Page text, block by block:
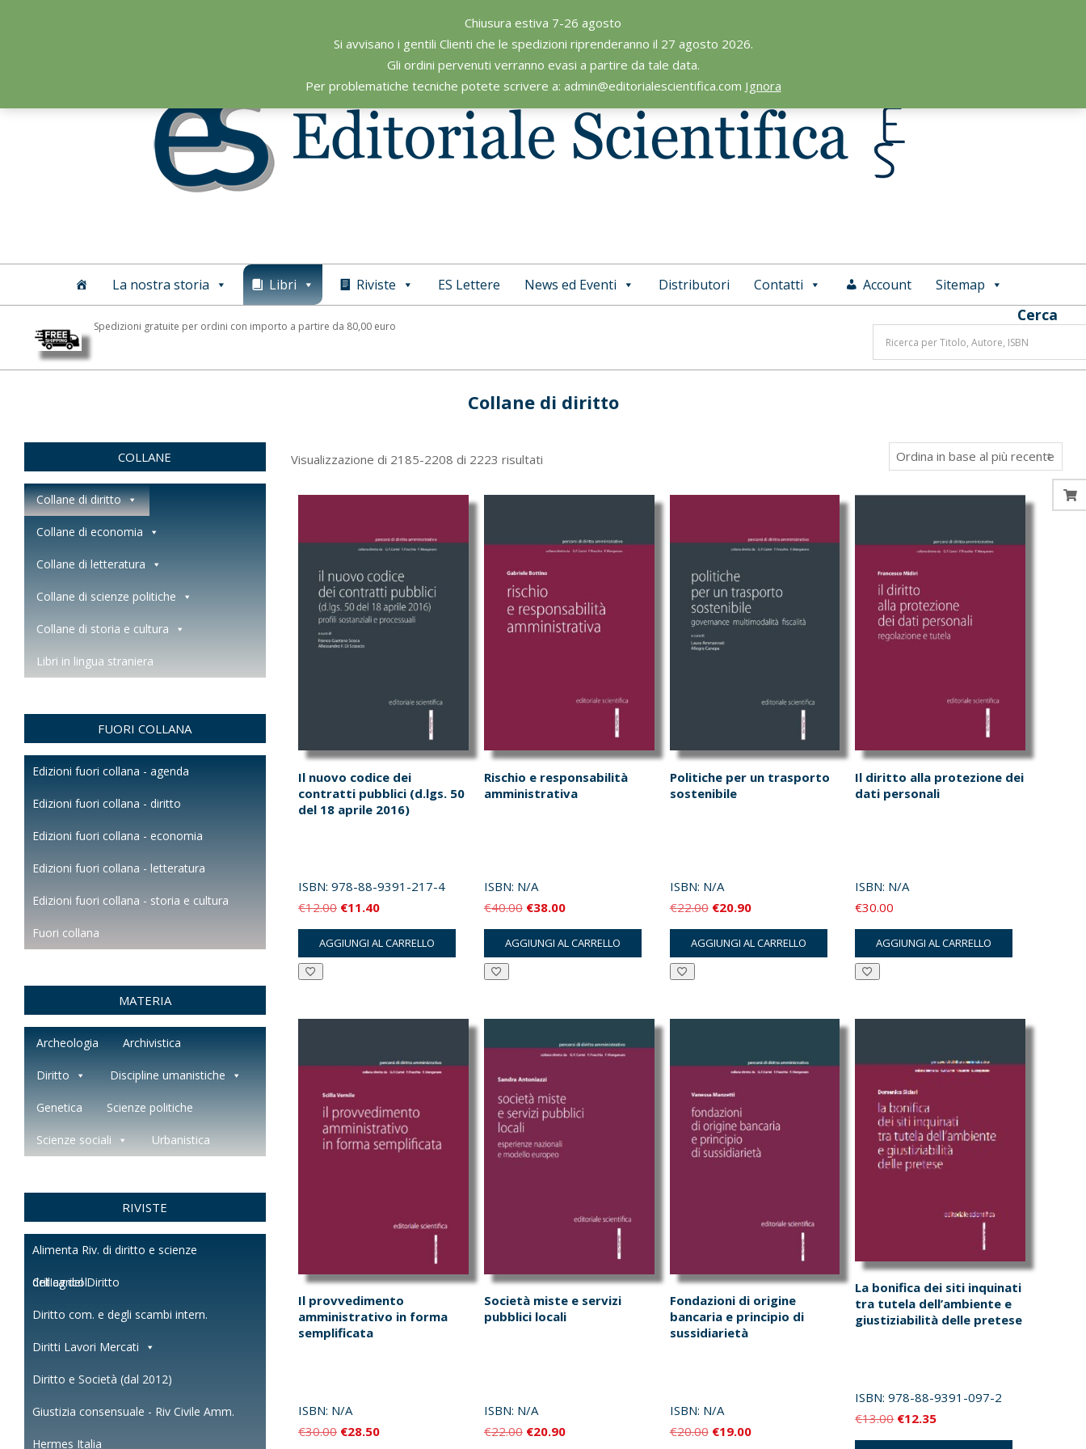
Chiusura estiva 7-26 agosto
Si avvisano i gentili Clienti che le spedizioni riprenderanno il 27 agosto 2026.
Gli ordini pervenuti verranno evasi a partire da tale data.
Per problematiche tecniche potete scrivere a: admin@editorialescientifica.com Ignora
Editoriale
Scientifica
Primary
La nostra storia Libri Riviste ES Lettere News ed Eventi Distributori Contatti Account Sitemap
Spedizioni gratuite per ordini con importo a partire da 80,00 euro
Cerca
Collane di diritto
Visualizzazione di 2185-2208 di 2223 risultatiOrdina
base
più
Il nuovo codice dei
contratti pubblici (d.lgs. 50
del 18 aprile 2016)
ISBN:978-88-9391-217-4
€12.00 Il
prezzo
originale
€11.40Il
prezzo
attuale
AGGIUNGI AL CARRELLO
Rischio e responsabilità
amministrativa
ISBN: N/A
€40.00 Il
prezzo
originale
€38.00Il
prezzo
attuale
AGGIUNGI AL CARRELLO
Politiche per un trasporto
sostenibile
ISBN: N/A
€22.00 Il
prezzo
originale
€20.90Il
prezzo
attuale
AGGIUNGI AL CARRELLO
Il diritto alla protezione dei
dati personali
ISBN: N/A
€30.00
AGGIUNGI AL CARRELLO
Il provvedimento
amministrativo in forma
semplificata
ISBN: N/A
€30.00 Il
€28.50Il
Società miste e servizi
pubblici locali
ISBN: N/A
€22.00 Il
€20.90Il
Fondazioni di origine
bancaria e principio di
sussidiarietà
ISBN: N/A
€20.00 Il
€19.00Il
La bonifica dei siti inquinati
tra tutela dell’ambiente e
giustiziabilità delle pretese
ISBN:978-88-9391-097-2
€13.00 Il
prezzo
€12.35Il
prezzo
COLLANE
Collane di diritto
Collane di economia
Collane di letteratura
Collane di scienze politiche
Collane di storia e cultura
Libri in lingua straniera
FUORI COLLANA
Edizioni fuori collana - agenda
Edizioni fuori collana - diritto
Edizioni fuori collana - economia
Edizioni fuori collana - letteratura
Edizioni fuori collana - storia e cultura
Fuori collana
MATERIA
Archeologia Archivistica
Diritto Discipline umanistiche
Genetica Scienze politiche
Scienze sociali Urbanistica
RIVISTE
Alimenta Riv. di diritto e scienze
dell'agricol.
Critica del Diritto
Diritto com. e degli scambi intern.
Diritti Lavori Mercati
Diritto e Società (dal 2012)
Giustizia consensuale - Riv Civile Amm.
Hermes Italia